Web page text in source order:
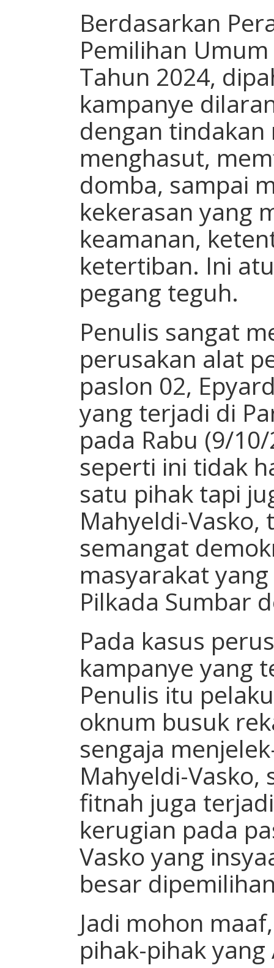
Berdasarkan
Pemilihan
Tahun 2024,
kampanye
dengan tindakan
menghasut,
domba, sampai
kekerasan yang
keamanan,
ketertiban. Ini
pegang teguh.
Penulis sangat
perusakan alat
paslon 02,
yang terjadi di
pada Rabu (9/
seperti ini tidak
satu pihak tapi
Mahyeldi-
semangat
masyarakat
Pilkada Sumbar
Pada kasus
kampanye yang
Penulis itu
oknum busuk
sengaja
Mahyeldi-Vasko,
fitnah juga
kerugian pada
Vasko yang
besar
Jadi mohon
pihak-pihak